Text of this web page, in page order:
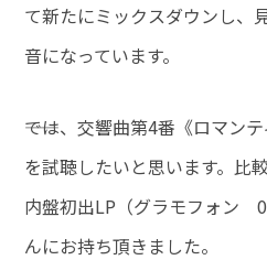
て新たにミックスダウンし、
音になっています。
――では、交響曲第4番《ロマン
を試聴したいと思います。比
内盤初出LP（グラモフォン
んにお持ち頂きました。